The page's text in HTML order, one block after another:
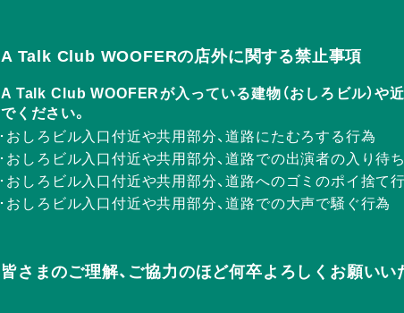
A Talk Club WOOFERの店外に関する禁止事項
A Talk Club WOOFERが入っている建物（おしろビル）や
でください。
おしろビル入口付近や共用部分、道路にたむろする行為
おしろビル入口付近や共用部分、道路での出演者の入り待
おしろビル入口付近や共用部分、道路へのゴミのポイ捨て
おしろビル入口付近や共用部分、道路での大声で騒ぐ行為
皆さまのご理解、ご協力のほど何卒よろしくお願いい